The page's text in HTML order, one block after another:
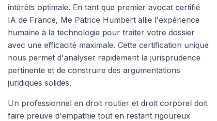
intérêts optimale. En tant que premier avocat certifié
IA de France, Me Patrice Humbert allie l'expérience
humaine à la technologie pour traiter votre dossier
avec une efficacité maximale. Cette certification unique
nous permet d'analyser rapidement la jurisprudence
pertinente et de construire des argumentations
juridiques solides.
Un professionnel en droit routier et droit corporel doit
faire preuve d'empathie tout en restant rigoureux